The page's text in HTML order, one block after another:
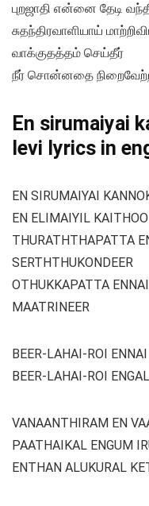
புறஜாதி என்னை தேடி
சுதந்திரவாளியாய்
வாக்குதத்தம் செய்தீர்
நீர் சொன்னதை
En sirumaiyai
levi lyrics in
EN SIRUMAIYAI
EN ELIMAIYIL
THURATHTHAPATTA
SERTHTHUKONDEER
OTHUKKAPATTA
MAATRINEER
BEER-LAHAI-ROI
BEER-LAHAI-ROI
VANAANTHIRAM EN
PAATHAIKAL ENGUM
ENTHAN ALUKURAL